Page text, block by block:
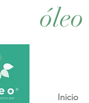
Inicio